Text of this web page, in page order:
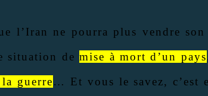
l’Iran ne pourra plus vendre
situation demise à mort d’un pays
guerre… Et vous le savez, c’est